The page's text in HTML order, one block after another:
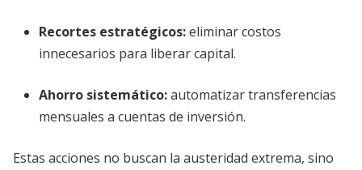
Recortes estratégicos:eliminar costos
innecesarios para liberar capital.
Ahorro sistemático:automatizar transferencias
mensuales a cuentas de inversión.
Estas acciones no buscan la austeridad extrema, sino